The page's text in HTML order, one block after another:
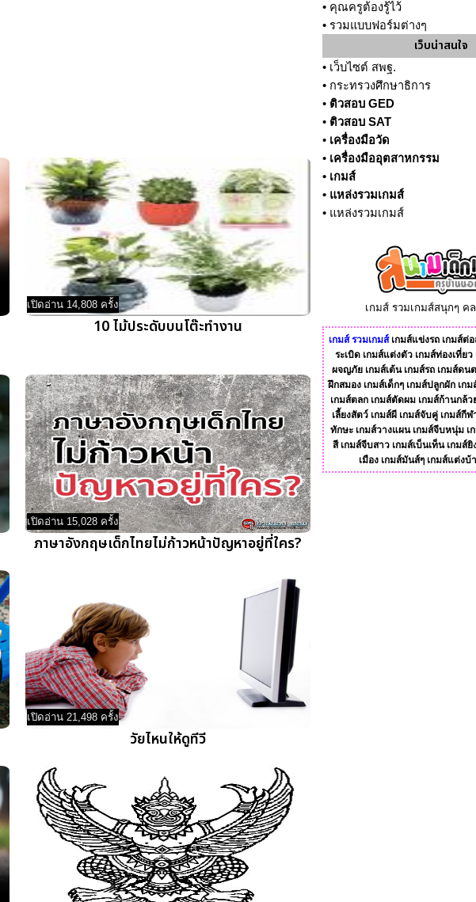
เปิดอ่าน 14,808 ครั้ง
10 ไม้ประดับบนโต๊ะทำงาน
เปิดอ่าน 15,028 ครั้ง
ภาษาอังกฤษเด็กไทยไม่ก้าวหน้าปัญหาอยู่ที่ใคร?
เปิดอ่าน 21,498 ครั้ง
วัยไหนให้ดูทีวี
• คุณครูต้องรู้ไว้
• รวมแบบฟอร์มต่างๆ
เว็บน่าสนใจ
• เว็บไซต์ สพฐ.
• กระทรวงศึกษาธิการ
• ติวสอบ GED
• ติวสอบ SAT
• เครื่องมือวัด
• เครื่องมืออุตสาหกรรม
• เกมส์
• แหล่งรวมเกมส์
• แหล่งรวมเกมส์
เกมส์ รวมเกมส์สนุกๆ ค
เกมส์ รวมเกมส์ เกมส์แข่งรถ เกมส์ต่อ
ระเบิด เกมส์แต่งตัว เกมส์ท่องเที่ยว
ผจญภัย เกมส์เต้น เกมส์รถ เกมส์ดน
ฝึกสมอง เกมส์เด็กๆ เกมส์ปลูกผัก เก
เกมส์ตลก เกมส์ตัดผม เกมส์ก้านกล้ว
เลี้ยงสัตว์ เกมส์ผี เกมส์จับคู่ เกมส์กีฬ
ทักษะ เกมส์วางแผน เกมส์จีบหนุ่ม เ
สี เกมส์จีบสาว เกมส์เบ็นเท็น เกมส์ยิ
เมือง เกมส์มันส์ๆ เกมส์แต่งบ้